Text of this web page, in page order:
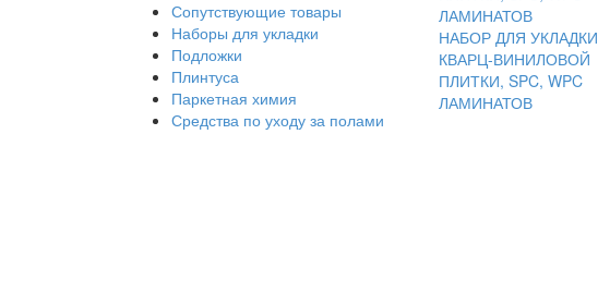
Сопутствующие товары
Наборы для укладки
Подложки
Плинтуса
Паркетная химия
Средства по уходу за полами
НАБОР ДЛЯ УКЛАДКИ
КВАРЦ-ВИНИЛОВОЙ
ПЛИТКИ, SPC, WPC
ЛАМИНАТОВ